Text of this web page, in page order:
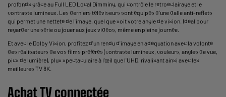
profonds grâce au Full LED Local Dimming, qui contrôle le rétroéclairage et le
contraste lumineux. Les derniers téléviseurs sont équipés d'une dalle anti-reflets
qui permet une netteté de l'image, quel que soit votre angle de vision. Idéal pour
regarder une série ou jouer aux jeux vidéos, même en pleine journée.
Et avec le Dolby Vision, profitez d'un rendu d'image en adéquation avec la volonté
des réalisateurs de vos films préférés (contraste lumineux, couleurs, angles de vue,
pics de lumière), plus spectaculaire à l'œil que l'UHD, rivalisant ainsi avec les
meilleures TV 8K.
Achat TV connectée